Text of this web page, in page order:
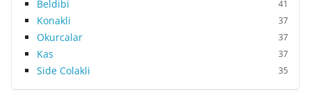
Beldibi 41
Konakli 37
Okurcalar 37
Kas 37
Side Colakli 35